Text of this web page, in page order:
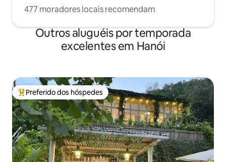
477 moradores locais recomendam
Outros aluguéis por temporada
excelentes em Hanói
Entre os melhores preferidos dos hóspedes
Preferido dos hóspedes